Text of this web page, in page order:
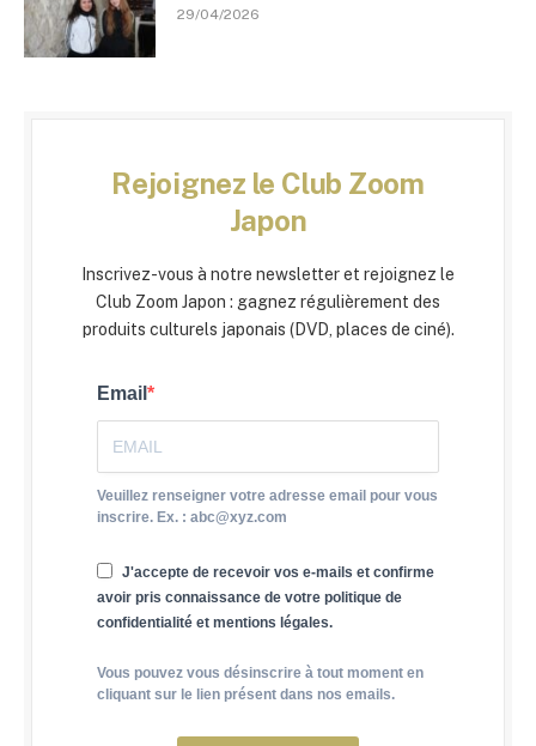
29/04/2026
Rejoignez le Club Zoom
Japon
Inscrivez-vous à notre newsletter et rejoignez le
Club Zoom Japon : gagnez régulièrement des
produits culturels japonais (DVD, places de ciné).
Email
Veuillez renseigner votre adresse email pour vous
inscrire. Ex. : abc@xyz.com
J'accepte de recevoir vos e-mails et confirme
avoir pris connaissance de votre politique de
confidentialité et mentions légales.
Vous pouvez vous désinscrire à tout moment en
cliquant sur le lien présent dans nos emails.